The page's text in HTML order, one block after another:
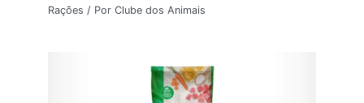
Rações / Por Clube dos Animais